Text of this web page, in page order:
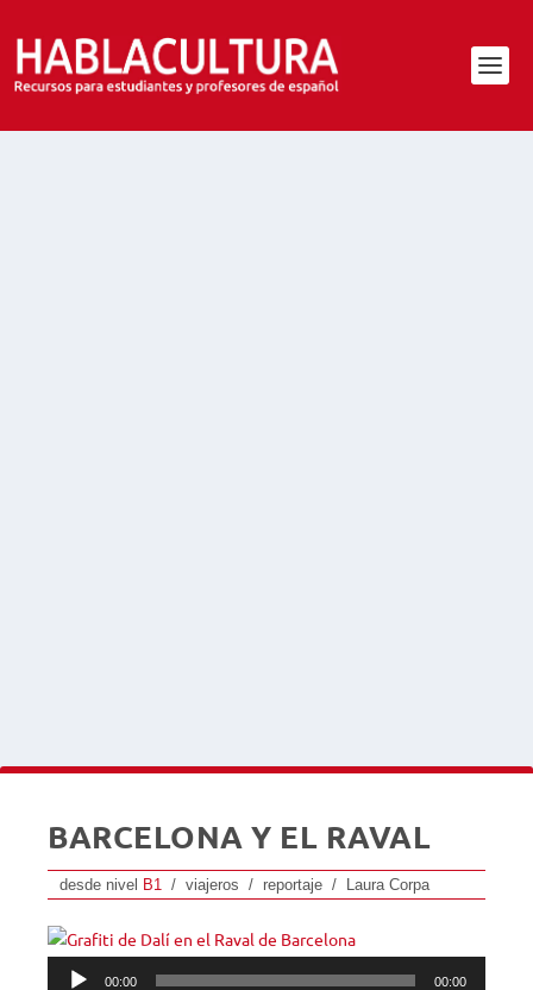
BARCELONA Y EL RAVAL
desde nivel B1 / viajeros / reportaje / Laura Corpa
Reproductor
00:00 00:00